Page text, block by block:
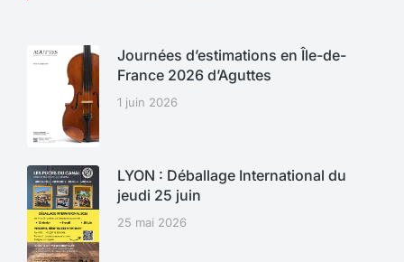
Journées d’estimations en Île-de-
France 2026 d’Aguttes
1 juin 2026
LYON : Déballage International du
jeudi 25 juin
25 mai 2026